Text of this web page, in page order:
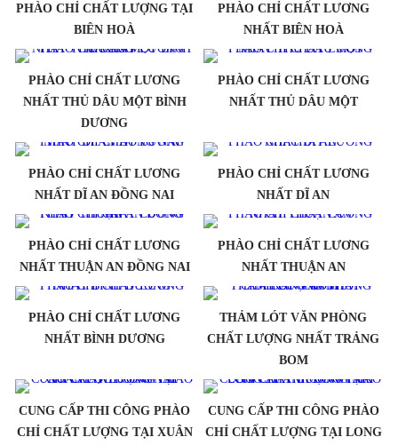
PHÀO CHỈ CHẤT LƯỢNG TẠI
BIÊN HOÀ
PHÀO CHỈ CHẤT LƯƠNG
NHẤT BIÊN HOÀ
PHÀO CHỈ CHẤT LƯƠNG
NHẤT THỦ DÂU MỘT BÌNH
DƯƠNG
PHÀO CHỈ CHẤT LƯƠNG
NHẤT THỦ DÂU MỘT
PHÀO CHỈ CHẤT LƯƠNG
NHẤT DĨ AN ĐỒNG NAI
PHÀO CHỈ CHẤT LƯƠNG
NHẤT DĨ AN
PHÀO CHỈ CHẤT LƯƠNG
NHẤT THUẬN AN ĐỒNG NAI
PHÀO CHỈ CHẤT LƯƠNG
NHẤT THUẬN AN
PHÀO CHỈ CHẤT LƯƠNG
NHẤT BÌNH DƯƠNG
THẢM LÓT VĂN PHÒNG
CHẤT LƯỢNG NHẤT TRẢNG
BOM
CUNG CẤP THI CÔNG PHÀO
CHỈ CHẤT LƯỢNG TẠI XUÂN
CUNG CẤP THI CÔNG PHÀO
CHỈ CHẤT LƯỢNG TẠI LONG